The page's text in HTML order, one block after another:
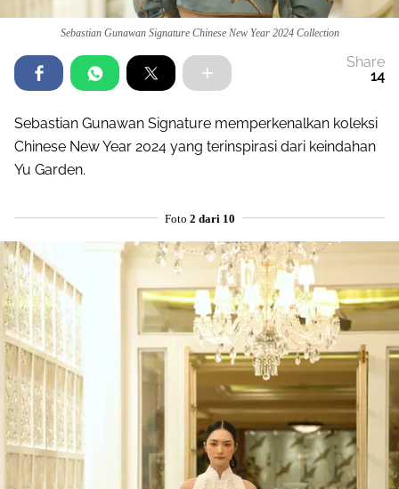
Sebastian Gunawan Signature Chinese New Year 2024 Collection
Share
14
Sebastian Gunawan Signature memperkenalkan koleksi
Chinese New Year 2024 yang terinspirasi dari keindahan
Yu Garden.
Foto 2 dari 10